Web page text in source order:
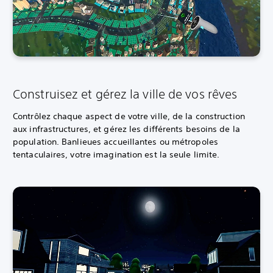
Construisez et gérez la ville de vos rêves
Contrôlez chaque aspect de votre ville, de la construction
aux infrastructures, et gérez les différents besoins de la
population. Banlieues accueillantes ou métropoles
tentaculaires, votre imagination est la seule limite.